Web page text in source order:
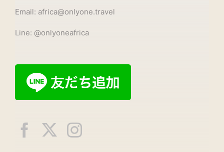
Email: africa@onlyone.travel
Line: @onlyoneafrica